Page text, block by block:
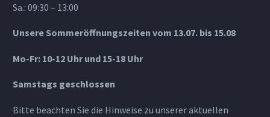
Sa.: 09:30 – 13:00
Unsere Sommeröffnungszeiten vom 13.07. bis 15.08
Mo-Fr: 10-12 Uhr und 15-18 Uhr
Samstags geschlossen
Bitte beachten Sie die Hinweise zu unserer aktuellen